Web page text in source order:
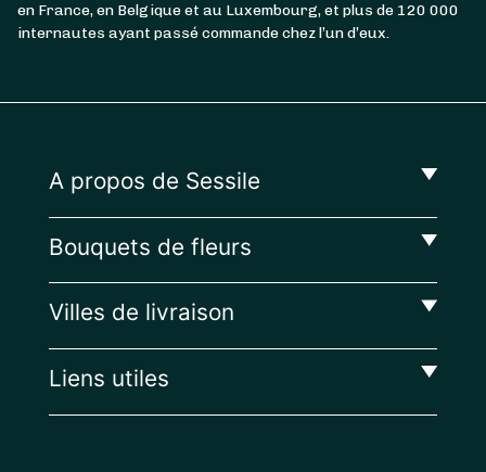
en France, en Belgique et au Luxembourg, et plus de 120 000
internautes ayant passé commande chez l’un d’eux.
A propos de Sessile
Bouquets de fleurs
Villes de livraison
Liens utiles